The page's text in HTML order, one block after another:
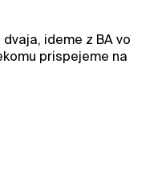
ideme z BA vo
prispejeme na